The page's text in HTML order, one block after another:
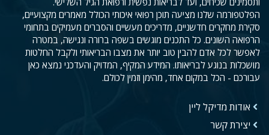
הפלטפורמה שלנו מציעה תוכן רפואי איכותי הכולל מאמרים מקצועיים,
סקירת מחקרים חדשניים, מדריכים מעשיים והסברים מעמיקים בתחומי
הרפואה השונים. כל התכנים מוגשים בשפה ברורה ונגישה, במטרה
לאפשר לכל אדם להבין טוב יותר את מצבו הבריאותי ולקבל החלטות
מושכלות בנוגע לבריאותו. המידע המקיף, המדויק והעדכני נמצא כאן
עבורכם - הכל במקום אחד, מהימן וזמין לכולם.
אודות מדיקל ליין
יצירת קשר